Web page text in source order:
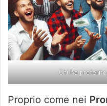
Chi ha
Proprio come nei